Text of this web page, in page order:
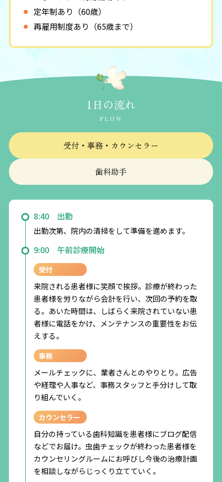
定年制あり（60歳）
再雇用制度あり（65歳まで）
交通費支給（上限5,000円）
マイカー通勤可（1km圏内不可）
駐車場代支給（上限5,000円）
育休・産休あり
育児支援制度あり
賞与制度あり
退職金制度あり（勤続３年以上）
保育補助手当あり（1世帯につき2万円まで）
予防接種補助あり
レジャー・旅行費補助あり
自己学習のための書籍購入補助あり
美容・健康増進費用補助あり
スポーツジム利用補助あり
定年制あり（60歳）
再雇用制度あり（65歳まで）
1日の流れ
FLOW
受付・事務・カウンセラー
歯科助手
8:40 出勤
出勤次第、院内の清掃をして準備を進めます。
9:00 午前診療開始
受付
来院される患者様に笑顔で挨拶。診療が終わった
患者様を労りながら会計を行い、次回の予約を取
る。あいた時間は、しばらく来院されていない患
者様に電話をかけ、メンテナンスの重要性をお伝
えする。
事務
メールチェックに、業者さんとのやりとり。広告
や経理や人事など、事務スタッフと手分けして取
り組んでいく。
カウンセラー
自分の持っている歯科知識を患者様にブログ配信
などでお届け。虫歯チェックが終わった患者様を
カウンセリングルームにお呼びし今後の治療計画
を相談しながらじっくり立てていく。